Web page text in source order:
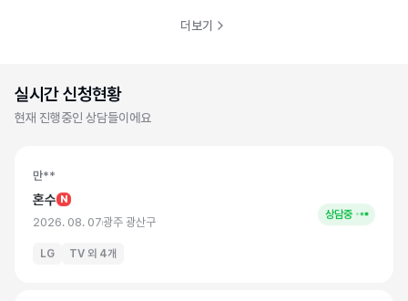
더보기
실시간 신청현황
현재 진행중인 상담들이에요
만**
혼수 N
2026. 08. 07광주 광산구
LG TV 외 4개
상담중